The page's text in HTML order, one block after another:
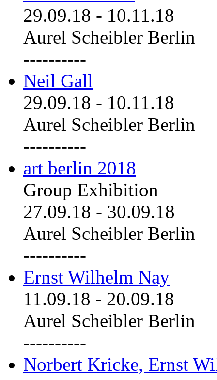
29.09.18 - 10.11.18
Aurel Scheibler Berlin
----------
Neil Gall
29.09.18 - 10.11.18
Aurel Scheibler Berlin
----------
art berlin 2018
Group Exhibition
27.09.18 - 30.09.18
Aurel Scheibler Berlin
----------
Ernst Wilhelm Nay
11.09.18 - 20.09.18
Aurel Scheibler Berlin
----------
Norbert Kricke, Ernst